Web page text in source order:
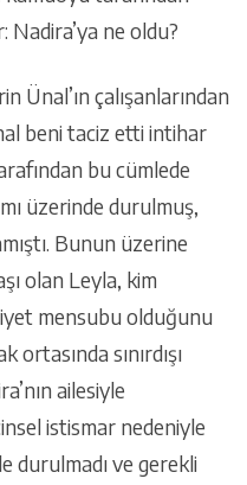
Nadira’ya ne oldu?
Ünal’ın çalışanlarından
beni taciz etti intihar
bu cümlede
üzerinde durulmuş,
Bunun üzerine
olan Leyla, kim
mensubu olduğunu
sınırdışı
ailesiyle
istismar nedeniyle
durulmadı ve gerekli